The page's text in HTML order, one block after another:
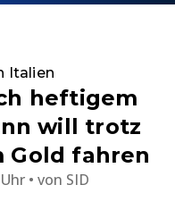
Italien
heftigem
will trotz
Gold fahren
von SID